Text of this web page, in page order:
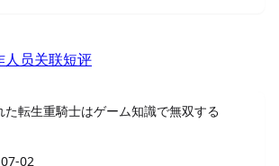
人员关联短评
た転生重騎士はゲーム知識で無双する
02